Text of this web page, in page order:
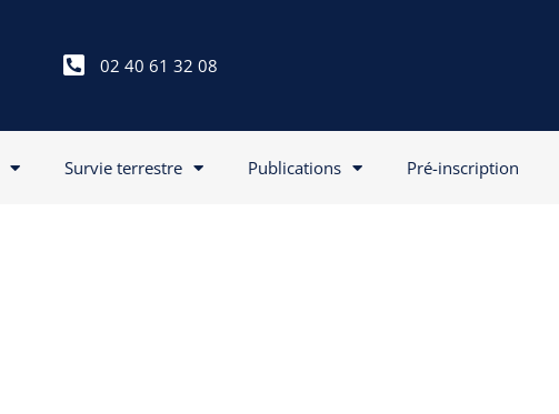
02 40 61 32 08
Survie terrestre Publications Pré-inscription